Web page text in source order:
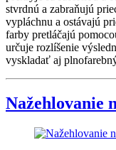
stvrdnú a zabraňujú
vypláchnu a ostávajú
farby pretláčajú
určuje rozlíšenie
vyskladať aj
Nažehlovanie